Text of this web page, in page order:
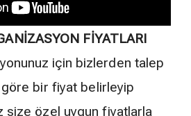
FİYATLARI
için bizlerden talep
bir fiyat belirleyip
size özel uygun fiyatlarla